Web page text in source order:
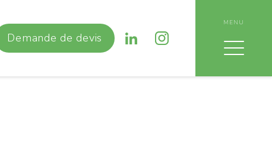
Demande de devis
MENU